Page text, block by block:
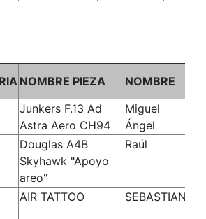
NOMBRE PIEZA NOMBRE
Junkers F.13 Ad
Astra Aero CH94
Miguel
Ángel
Douglas A4B
Skyhawk "Apoyo
areo"
Raúl
AIR TATTOO SEBASTIAN